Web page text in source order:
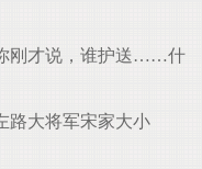
刚才说，谁护送……什
路大将军宋家大小